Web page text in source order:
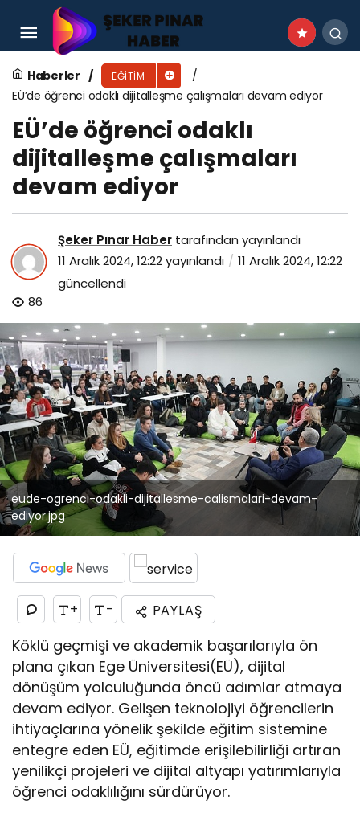
Haberler EĞITIM
EÜ’de öğrenci odaklı dijitalleşme çalışmaları devam ediyor
EÜ’de öğrenci odaklı
dijitalleşme çalışmaları
devam ediyor
Şeker Pınar Haber tarafından yayınlandı
11 Aralık 2024, 12:22yayınlandı
11 Aralık 2024, 12:22
güncellendi
86
eude-ogrenci-odakli-dijitallesme-calismalari-devam-
ediyor.jpg
+ - PAYLAŞ
Köklü geçmişi ve akademik başarılarıyla ön
plana çıkan Ege Üniversitesi(EÜ), dijital
dönüşüm yolculuğunda öncü adımlar atmaya
devam ediyor. Gelişen teknolojiyi öğrencilerin
ihtiyaçlarına yönelik şekilde eğitim sistemine
entegre eden EÜ, eğitimde erişilebilirliği artıran
yenilikçi projeleri ve dijital altyapı yatırımlarıyla
öğrenci odaklılığını sürdürüyor.
Ege Üniversitesi ‘Dünyanın Sürdürülebilir En İyi
Üniversiteleri’ arasında yer aldı